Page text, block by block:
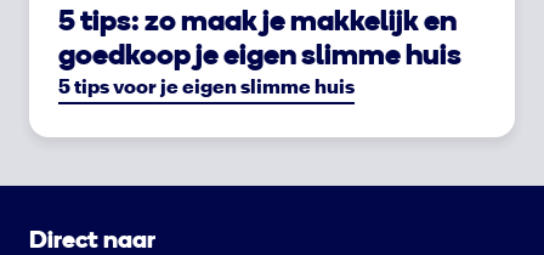
5 tips: zo maak je makkelijk en
goedkoop je eigen slimme huis
5 tips voor je eigen slimme huis
Direct naar